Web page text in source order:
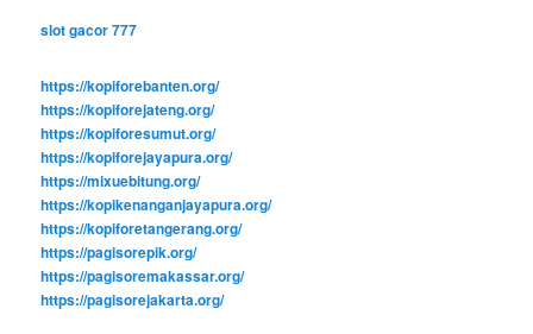
slot gacor 777
https://kopiforebanten.org/
https://kopiforejateng.org/
https://kopiforesumut.org/
https://kopiforejayapura.org/
https://mixuebitung.org/
https://kopikenanganjayapura.org/
https://kopiforetangerang.org/
https://pagisorepik.org/
https://pagisoremakassar.org/
https://pagisorejakarta.org/